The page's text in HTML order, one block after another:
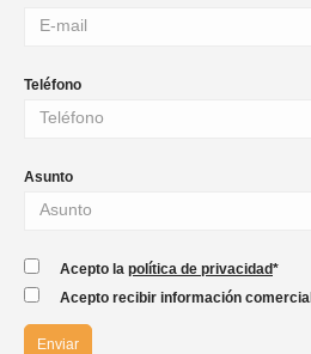
Teléfono
Asunto
Acepto la política de privacidad*
Acepto recibir información comercial